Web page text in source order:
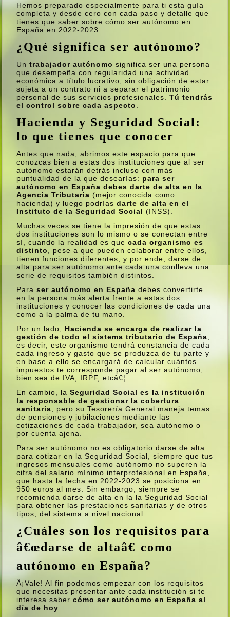
Hemos preparado especialmente para ti esta guí­a
completa y desde cero con cada paso y detalle que
tienes que saber sobre cómo ser autónomo en
España en 2022-2023.
¿Qué significa ser autónomo?
Untrabajador autónomo significa ser una persona
que desempeña con regularidad una actividad
económica a tí­tulo lucrativo, sin obligación de estar
sujeta a un contrato ni a separar el patrimonio
personal de sus servicios profesionales.Tú tendrás
el control sobre cada aspecto
Hacienda y Seguridad Social:
lo que tienes que conocer
Antes que nada, abrimos este espacio para que
conozcas bien a estas dos instituciones que al ser
autónomo estarán detrás incluso con más
puntualidad de la que desearí­as: para ser
autónomo en España debes darte de alta en la
Agencia Tributaria (mejor conocida como
hacienda) y luego podrí­asdarte de alta en el
Instituto de la Seguridad Social (INSS).
Muchas veces se tiene la impresión de que estas
dos instituciones son lo mismo o se conectan entre
sí­, cuando la realidad es quecada organismo es
distinto
, pese a que pueden colaborar entre ellos,
tienen funciones diferentes, y por ende, darse de
alta para ser autónomo ante cada una conlleva una
serie de requisitos también distintos.
Paraser autónomo en España debes convertirte
en la persona más alerta frente a estas dos
instituciones y conocer las condiciones de cada una
como a la palma de tu mano.
Por un lado, Hacienda se encarga de realizar la
gestión de todo el sistema tributario de España
es decir, este organismo tendrá constancia de cada
cada ingreso y gasto que se produzca de tu parte y
en base a ello se encargará de calcular cuántos
impuestos te corresponde pagar al ser autónomo,
bien sea de IVA, IRPF, etcâ€¦
En cambio, laSeguridad Social es la institución
la responsable de gestionar la cobertura
sanitaria , pero su Tesorerí­a General maneja temas
de pensiones y jubilaciones mediante las
cotizaciones de cada trabajador, sea autónomo o
por cuenta ajena.
Para ser autónomo no es obligatorio darse de alta
para cotizar en la Seguridad Social, siempre que tus
ingresos mensuales como autónomo no superen la
cifra del salario mí­nimo interprofesional en España,
que hasta la fecha en 2022-2023 se posiciona en
950 euros al mes. Sin embargo, siempre se
recomienda darse de alta en la la Seguridad Social
para obtener las prestaciones sanitarias y de otros
tipos, del sistema a nivel nacional.
¿Cuáles son los requisitos para
â€œdarse de altaâ€ como
autónomo en España?
Â¡Vale! Al fin podemos empezar con los requisitos
que necesitas presentar ante cada institución si te
interesa sabercómo ser autónomo en España al
dí­a de hoy